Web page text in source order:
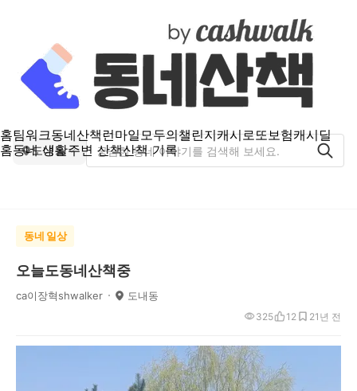
홈팀워크동네산책런마일모두의챌린지캐시로또보험캐시딜
홈동네 생활주변 산책산책 기록
도내동
동네 일상
오늘도동네산책중
ca이장혁shwalker 도내동
1년 전
325 12 2